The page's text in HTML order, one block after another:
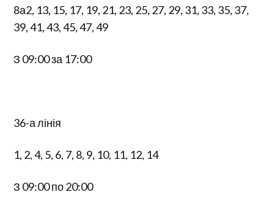
8а2, 13, 15, 17, 19, 21, 23, 25, 27, 29, 31, 33, 35, 37,
39, 41, 43, 45, 47, 49
З 09:00 за 17:00
36-а лінія
1, 2, 4, 5, 6, 7, 8, 9, 10, 11, 12, 14
З 09:00 по 20:00